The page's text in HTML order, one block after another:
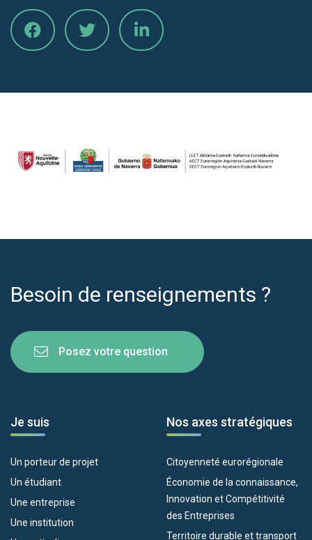
Besoin de renseignements ?
Posez votre question
Je suis
Un porteur de projet
Un étudiant
Une entreprise
Une institution
Nos axes stratégiques
Citoyenneté eurorégionale
Économie de la connaissance,
Innovation et Compétitivité
des Entreprises
Territoire durable et transport